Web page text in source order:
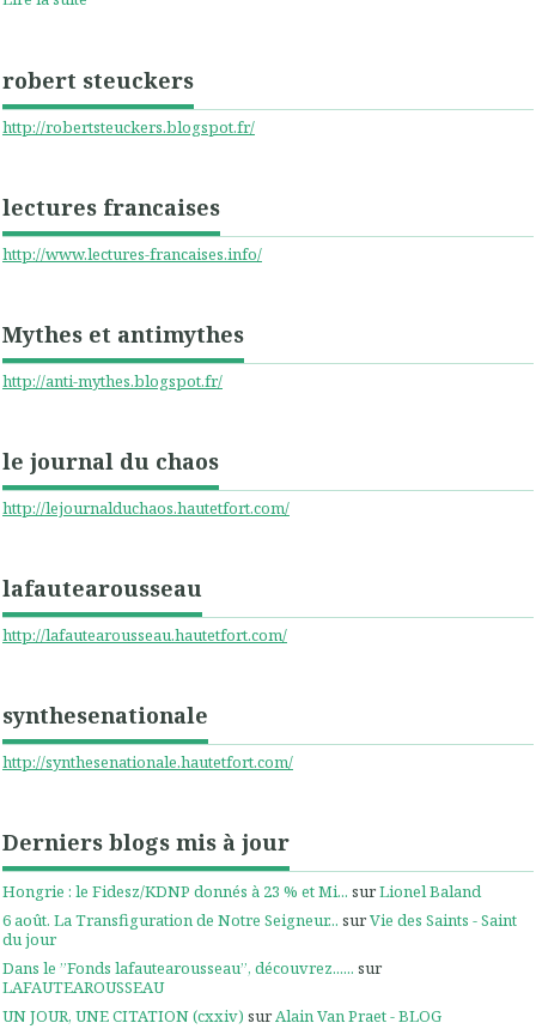
robert steuckers
http://robertsteuckers.blogspot.fr/
lectures francaises
http://www.lectures-francaises.info/
Mythes et antimythes
http://anti-mythes.blogspot.fr/
le journal du chaos
http://lejournalduchaos.hautetfort.com/
lafautearousseau
http://lafautearousseau.hautetfort.com/
synthesenationale
http://synthesenationale.hautetfort.com/
Derniers blogs mis à jour
Hongrie : le Fidesz/KDNP donnés à 23 % et Mi... surLionel Baland
6 août. La Transfiguration de Notre Seigneur... surVie des Saints - Saint
du jour
Dans le ”Fonds lafautearousseau”, découvrez...... sur
LAFAUTEAROUSSEAU
UN JOUR, UNE CITATION (cxxiv) surAlain Van Praet - BLOG